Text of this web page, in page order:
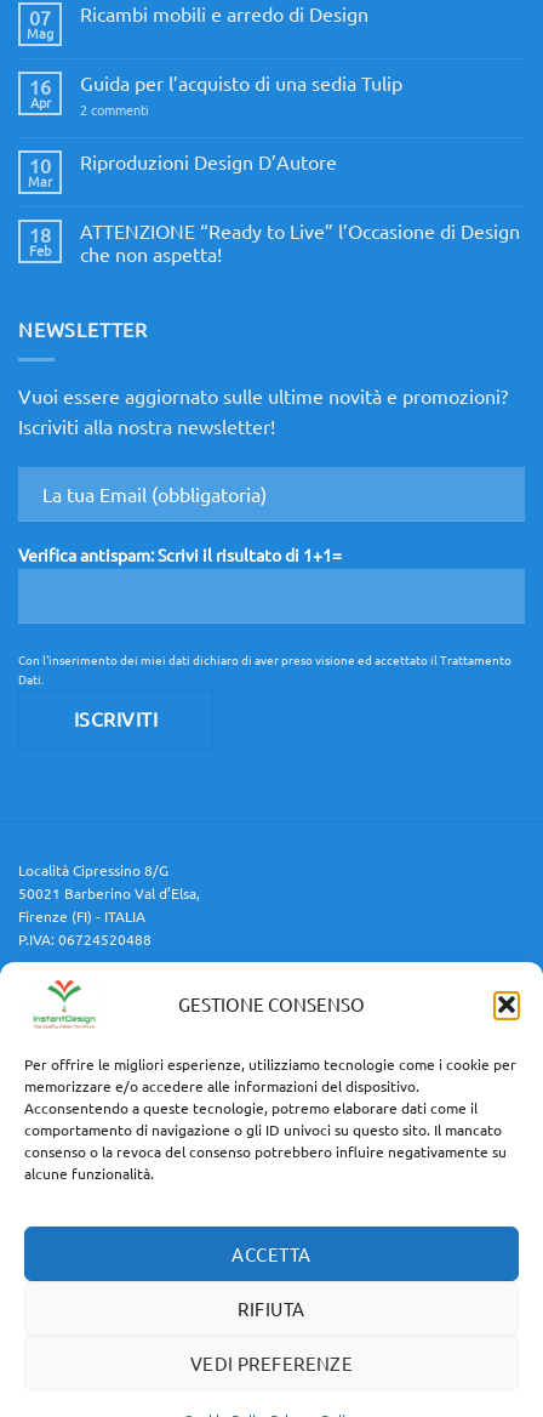
GESTIONE CONSENSO
Per offrire le migliori esperienze, utilizziamo tecnologie come i cookie per
memorizzare e/o accedere alle informazioni del dispositivo.
Acconsentendo a queste tecnologie, potremo elaborare dati come il
comportamento di navigazione o gli ID univoci su questo sito. Il mancato
consenso o la revoca del consenso potrebbero influire negativamente su
alcune funzionalità.
ACCETTA
RIFIUTA
VEDI PREFERENZE
07
Mag
Ricambi mobili e arredo di Design
Ricambi
mobili
e
Design
16
Apr
Guida per l’acquisto di una sedia Tulip
2 commenti
l’acquisto
di
10
Mar
Riproduzioni Design D’Autore
Riproduzioni
Design
D’Autore
18
Feb
ATTENZIONE “Ready to Live” l’Occasione di Design
che non aspetta!
ATTENZIONE
“Ready
di
Design
che
aspetta!
NEWSLETTER
Vuoi essere aggiornato sulle ultime novità e promozioni?
Iscriviti alla nostra newsletter!
Verifica antispam: Scrivi il risultato di 1+1=
Con l'inserimento dei miei dati dichiaro di aver preso visione ed accettato il Trattamento
Dati
Località Cipressino 8/G
50021 Barberino Val d’Elsa,
Firenze (FI) - ITALIA
P.IVA: 06724520488
Cellulare:
Email:info@instantdesign.it
Resi e Diritto di Recesso
Termini e Condizioni